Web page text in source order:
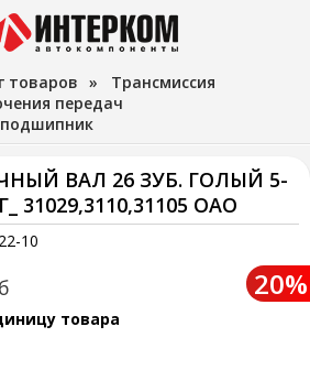
товаров » Трансмиссия
передач
ВАЛ 26 ЗУБ. ГОЛЫЙ 5-
31029,3110,31105 ОАО
10
20%
товара